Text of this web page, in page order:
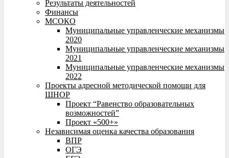
Результаты деятельностей
Финансы
МСОКО
Муниципальные управленческие механизмы
2020
Муниципальные управленческие механизмы
2021
Муниципальные управленческие механизмы
2022
Проекты адресной методической помощи для
ШНОР
Проект “Равенство образовательных
возможностей”
Проект «500+»
Независимая оценка качества образования
ВПР
ОГЭ